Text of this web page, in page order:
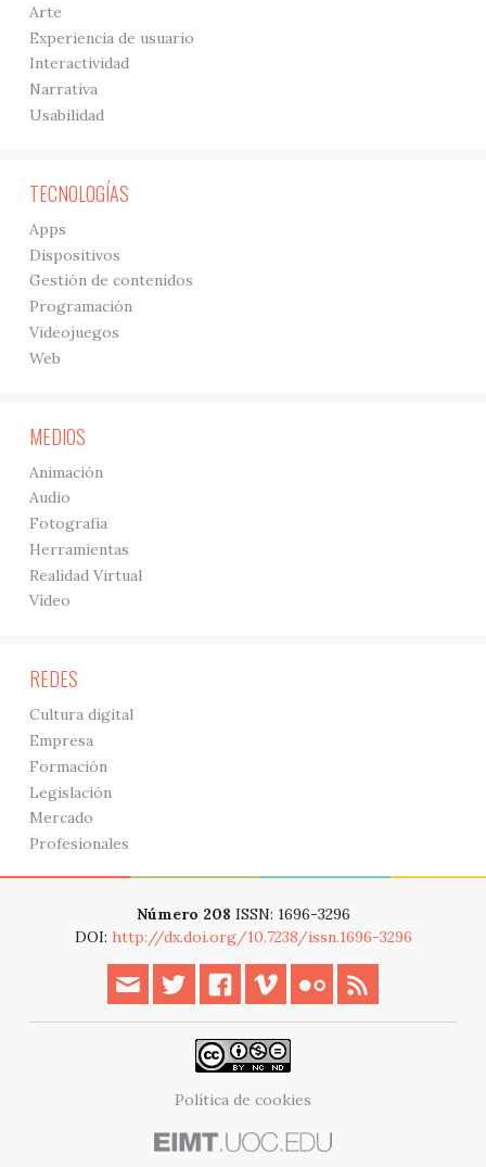
Arte
Experiencia de usuario
Interactividad
Narrativa
Usabilidad
TECNOLOGÍAS
Apps
Dispositivos
Gestión de contenidos
Programación
Videojuegos
Web
MEDIOS
Animación
Audio
Fotografía
Herramientas
Realidad Virtual
Vídeo
REDES
Cultura digital
Empresa
Formación
Legislación
Mercado
Profesionales
Número 208 ISSN: 1696-3296
DOI: http://dx.doi.org/10.7238/issn.1696-3296
Política de cookies